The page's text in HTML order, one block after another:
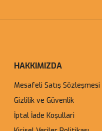
HAKKIMIZDA
Mesafeli Satış Sözleşmesi
Gizlilik ve Güvenlik
İptal İade Koşullari